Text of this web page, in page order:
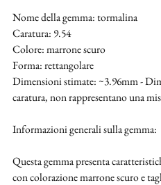
Nome della gemma: tormalina
Caratura: 9.54
Colore: marrone scuro
Forma: rettangolare
Dimensioni stimate: ~3.96mm -
caratura, non rappresentano una
Informazioni generali sulla gemma:
Questa gemma presenta
con colorazione marrone scuro e